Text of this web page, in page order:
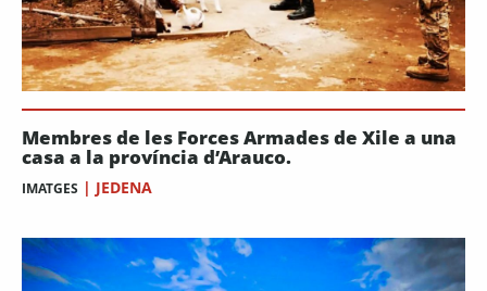
Membres de les Forces Armades de Xile a una
casa a la província d’Arauco.
IMATGES | JEDENA